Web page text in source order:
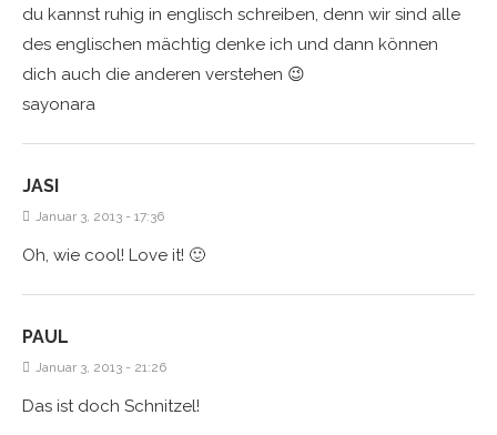
du kannst ruhig in englisch schreiben, denn wir sind alle
des englischen mächtig denke ich und dann können
dich auch die anderen verstehen 😉
sayonara
JASI
Januar 3, 2013 - 17:36
Oh, wie cool! Love it! 🙂
PAUL
Januar 3, 2013 - 21:26
Das ist doch Schnitzel!